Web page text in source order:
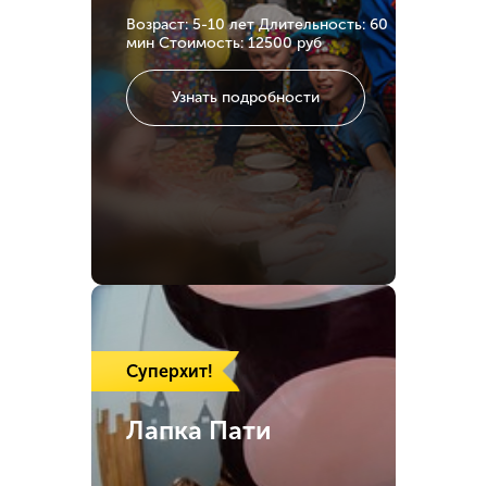
Возраст: 5-10 летДлительность: 60
минСтоимость: 12500 руб
Узнать подробности
Суперхит!
Лапка Пати